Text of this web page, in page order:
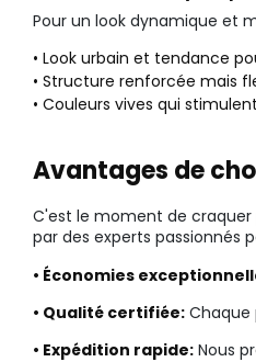
Pour un look dynamique et
• Look urbain et tendance
• Structure renforcée mais
• Couleurs vives qui
Avantages de
C'est le moment de craquer
par des experts passionnés
• Économies
• Qualité certifiée: Chaque
• Expédition rapide: Nous